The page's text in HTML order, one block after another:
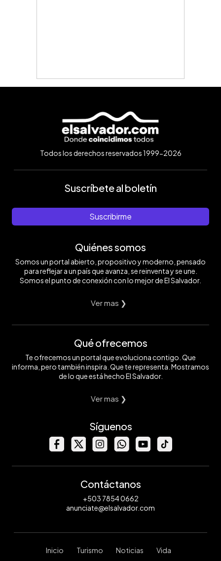
Todos los derechos reservados 1999-2026
Suscríbete al boletín
Suscribirme
Quiénes somos
Somos un portal abierto, propositivo y moderno, pensado
para reflejar a un país que avanza, se reinventa y se une.
Somos el punto de conexión con lo mejor de El Salvador.
Ver mas ❯
Qué ofrecemos
Te ofrecemos un portal que evoluciona contigo. Que
informa, pero también inspira. Que te representa. Mostramos
de lo que está hecho El Salvador.
Ver mas ❯
Síguenos
Contáctanos
+503 7854 0662
anunciate@elsalvador.com
Inicio Turismo Noticias Vida